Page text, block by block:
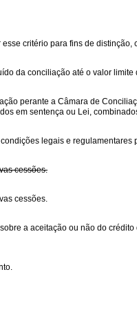
critério para fins de distinção,
da conciliação até o valor
perante a Câmara de
em sentença ou Lei,
legais e
cessões.
cessões.
a aceitação ou não do